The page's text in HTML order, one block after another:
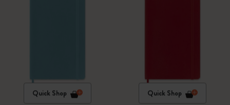
Quick Shop Quick Shop